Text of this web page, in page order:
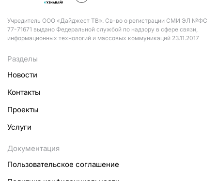
Учредитель ООО «Дайджест ТВ». Св-во о регистрации СМИ ЭЛ №ФС
77-71671 выдано Федеральной службой по надзору в сфере связи,
информационных технологий и массовых коммуникаций 23.11.2017
Разделы
Новости
Контакты
Проекты
Услуги
Документация
Пользовательское соглашение